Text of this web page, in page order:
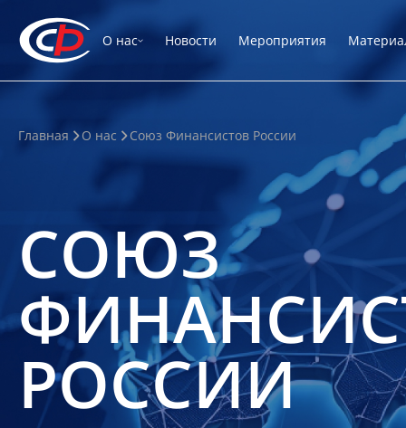
О нас Новости Мероприятия
Главная О нас Союз Финансистов России
СОЮЗ
РОССИИ